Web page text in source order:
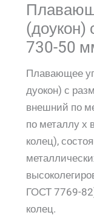
(доукон)
730-50
Плавающее
дуокон) с
внешний по
по металлу х
колец),
ГОСТ 7769-
колец.